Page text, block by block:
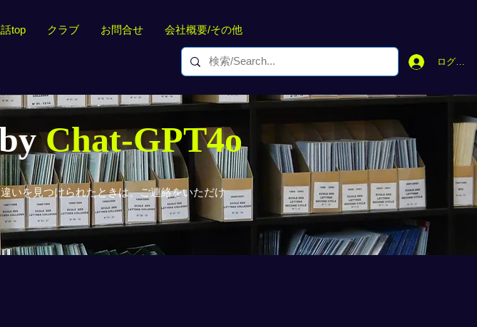
top クラブ お問合せ 会社概要/その他
ログイン
Chat-GPT4o
いを見つけられたときは、ご連絡をいただけ